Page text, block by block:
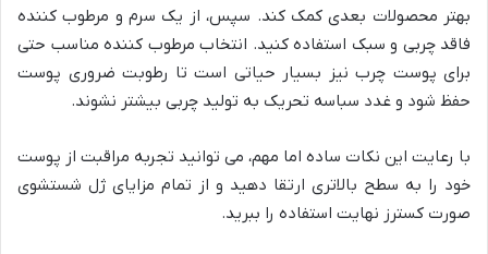
بهتر محصولات بعدی کمک کند. سپس، از یک سرم و مرطوب کننده
فاقد چربی و سبک استفاده کنید. انتخاب مرطوب کننده مناسب حتی
برای پوست چرب نیز بسیار حیاتی است تا رطوبت ضروری پوست
حفظ شود و غدد سباسه تحریک به تولید چربی بیشتر نشوند.
با رعایت این نکات ساده اما مهم، می توانید تجربه مراقبت از پوست
خود را به سطح بالاتری ارتقا دهید و از تمام مزایای ژل شستشوی
صورت کسترز نهایت استفاده را ببرید.